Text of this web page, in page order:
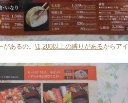
があるの。\1,200以上の縛りがあるからア